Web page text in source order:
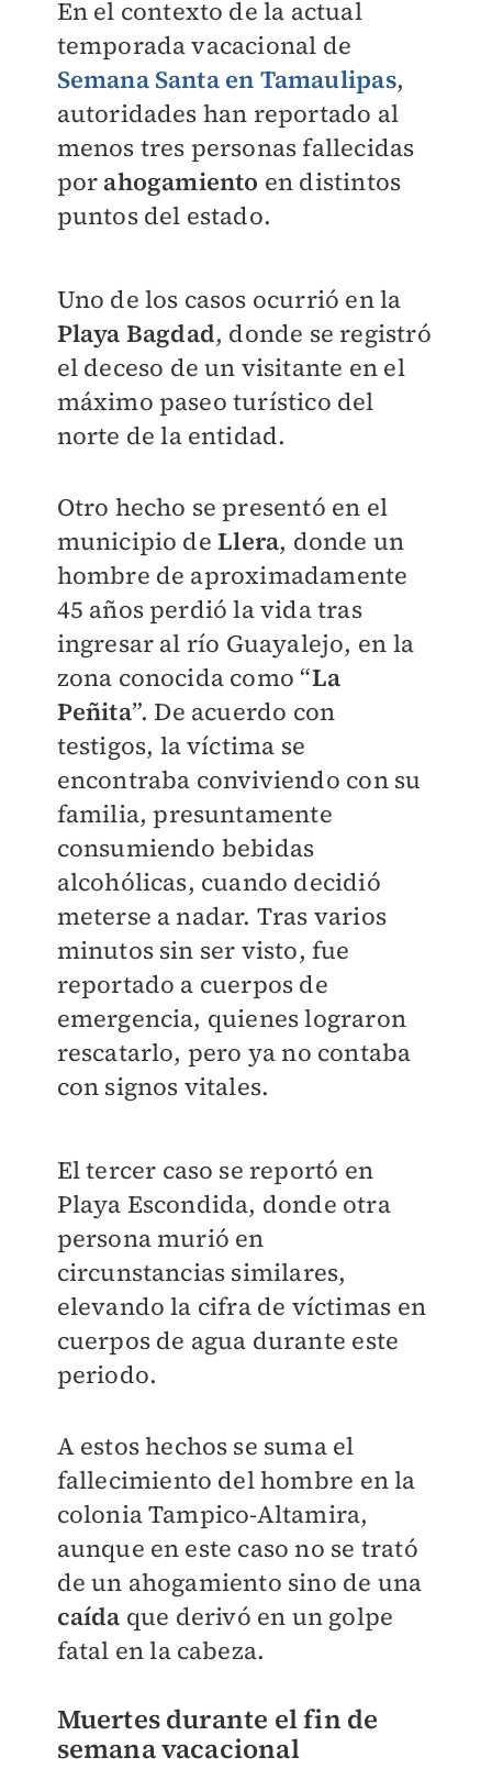
En el contexto de la actual
temporada vacacional de
Semana Santa en Tamaulipas,
autoridades han reportado al
menos tres personas fallecidas
por ahogamiento en distintos
puntos del estado.
Uno de los casos ocurrió en la
Playa Bagdad, donde se registró
el deceso de un visitante en el
máximo paseo turístico del
norte de la entidad.
Otro hecho se presentó en el
municipio deLlera, donde un
hombre de aproximadamente
45 años perdió la vida tras
ingresar al río Guayalejo, en la
zona conocida como “La
Peñita”. De acuerdo con
testigos, la víctima se
encontraba conviviendo con su
familia, presuntamente
consumiendo bebidas
alcohólicas, cuando decidió
meterse a nadar. Tras varios
minutos sin ser visto, fue
reportado a cuerpos de
emergencia, quienes lograron
rescatarlo, pero ya no contaba
con signos vitales.
El tercer caso se reportó en
Playa Escondida, donde otra
persona murió en
circunstancias similares,
elevando la cifra de víctimas en
cuerpos de agua durante este
periodo.
A estos hechos se suma el
fallecimiento del hombre en la
colonia Tampico-Altamira,
aunque en este caso no se trató
de un ahogamiento sino de una
caída que derivó en un golpe
fatal en la cabeza.
Muertes durante el fin de
semana vacacional